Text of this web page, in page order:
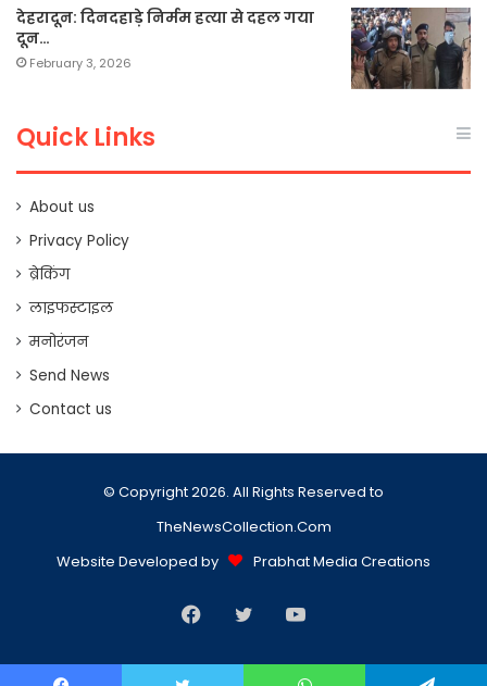
देहरादून: दिनदहाड़े निर्मम हत्या से दहल गया
दून…
February 3, 2026
Quick Links
About us
Privacy Policy
ब्रेकिंग
लाइफस्टाइल
मनोरंजन
Send News
Contact us
© Copyright 2026. All Rights Reserved to
TheNewsCollection.Com
Website Developed by
Prabhat Media Creations
Facebook
TwitterYouTube